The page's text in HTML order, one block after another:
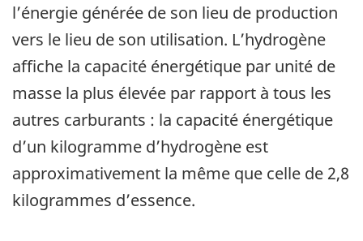
l’énergie générée de son lieu de production
vers le lieu de son utilisation. L’hydrogène
affiche la capacité énergétique par unité de
masse la plus élevée par rapport à tous les
autres carburants : la capacité énergétique
d’un kilogramme d’hydrogène est
approximativement la même que celle de 2,8
kilogrammes d’essence.